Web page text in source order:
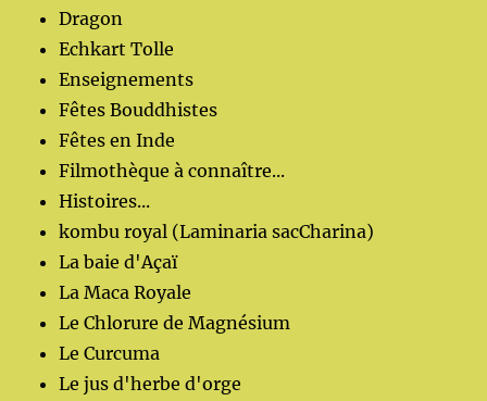
Dragon
Echkart Tolle
Enseignements
Fêtes Bouddhistes
Fêtes en Inde
Filmothèque à connaître...
Histoires...
kombu royal (Laminaria sacCharina)
La baie d'Açaï
La Maca Royale
Le Chlorure de Magnésium
Le Curcuma
Le jus d'herbe d'orge